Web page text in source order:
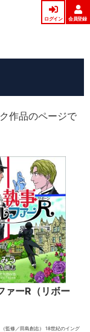
ログイン 会員登録
作品のページで
ァーR（リボー
監修／田島創志） 18世紀のイング